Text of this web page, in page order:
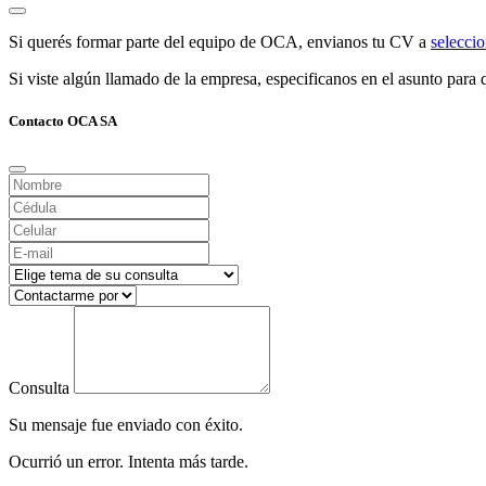
Si querés formar parte del equipo de OCA, envianos tu CV a
Si viste algún llamado de la empresa, especificanos en el asunto para
Contacto OCA SA
Consulta
Su mensaje fue enviado con éxito.
Ocurrió un error. Intenta más tarde.